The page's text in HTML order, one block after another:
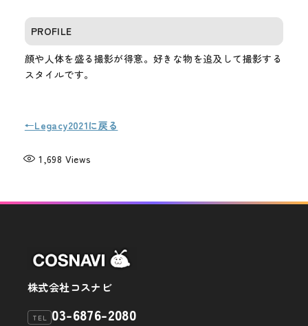
PROFILE
顔や人体を盛る撮影が得意。好きな物を追及して撮影する
スタイルです。
←Legacy2021に戻る
1,698 Views
株式会社コスナビ
TEL 03-6876-2080